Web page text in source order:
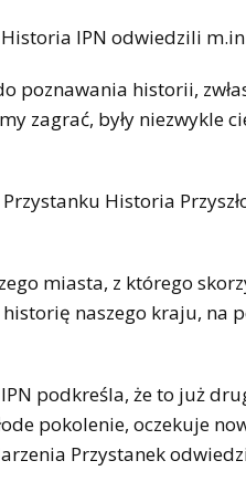
IPN odwiedzili
poznawania historii,
zagrać, były niezwykle
Historia
miasta, z którego
naszego kraju, na
podkreśla, że to już
pokolenie, oczekuje
Przystanek